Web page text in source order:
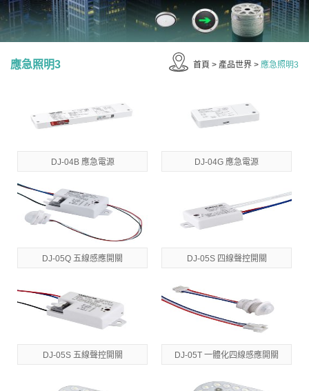
應急照明3 首頁 > 產品世界 > 應急照明3
DJ-04B 應急電源 DJ-04G 應急電源
DJ-05Q 五線感應開關 DJ-05S 四線聲控開關
DJ-05S 五線聲控開關 DJ-05T 一體化四線感應開關